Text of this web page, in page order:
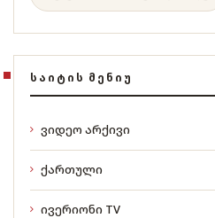
ᲡᲐᲘᲢᲘᲡ ᲛᲔᲜᲘᲣ
ვიდეო არქივი
ქართული
ივერიონი TV